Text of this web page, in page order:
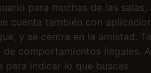
para muchas de las
cuenta también con
y se centra en la amistad.
comportamientos ilegales.
para indicar lo que buscas.